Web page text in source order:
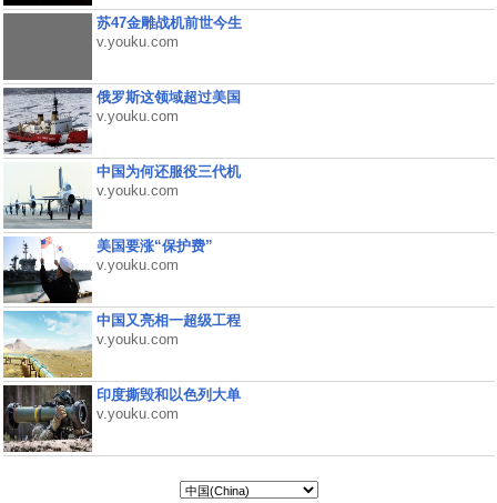
苏47金雕战机前世今生
v.youku.com
俄罗斯这领域超过美国
v.youku.com
中国为何还服役三代机
v.youku.com
美国要涨“保护费”
v.youku.com
中国又亮相一超级工程
v.youku.com
印度撕毁和以色列大单
v.youku.com